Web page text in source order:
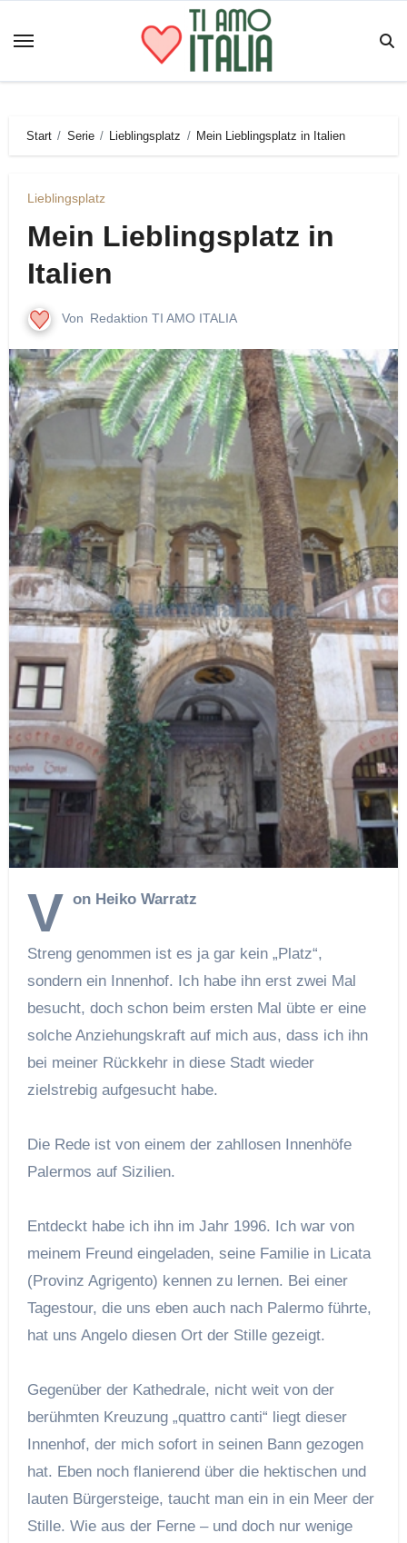
Inhalt
Start Serie Lieblingsplatz Mein Lieblingsplatz in Italien
Lieblingsplatz
Mein Lieblingsplatz in
Italien
Von Redaktion TI AMO ITALIA
V on Heiko Warratz
Streng genommen ist es ja gar kein „Platz“,
sondern ein Innenhof. Ich habe ihn erst zwei Mal
besucht, doch schon beim ersten Mal übte er eine
solche Anziehungskraft auf mich aus, dass ich ihn
bei meiner Rückkehr in diese Stadt wieder
zielstrebig aufgesucht habe.
Die Rede ist von einem der zahllosen Innenhöfe
Palermos auf Sizilien.
Entdeckt habe ich ihn im Jahr 1996. Ich war von
meinem Freund eingeladen, seine Familie in Licata
(Provinz Agrigento) kennen zu lernen. Bei einer
Tagestour, die uns eben auch nach Palermo führte,
hat uns Angelo diesen Ort der Stille gezeigt.
Gegenüber der Kathedrale, nicht weit von der
berühmten Kreuzung „quattro canti“ liegt dieser
Innenhof, der mich sofort in seinen Bann gezogen
hat. Eben noch flanierend über die hektischen und
lauten Bürgersteige, taucht man ein in ein Meer der
Stille. Wie aus der Ferne – und doch nur wenige